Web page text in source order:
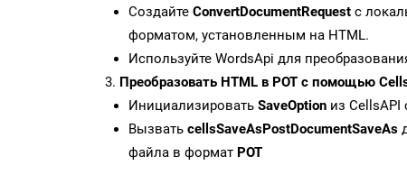
Создайте ConvertDocumentRequest с
форматом, установленным на HTML.
Используйте WordsApi для
Преобразовать HTML в POT с помощью
Инициализировать SaveOption из CellsAPI
Вызвать cellsSaveAsPostDocumentSaveAs
файла в формат POT